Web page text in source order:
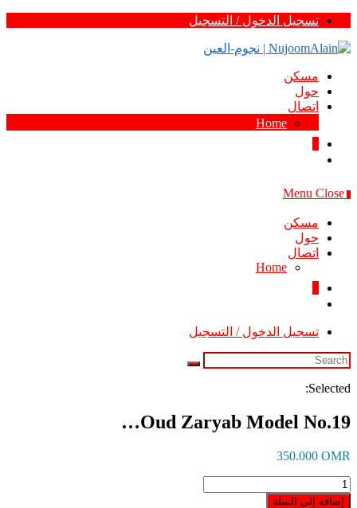
Skip
content
تسجيل الدخول / التسجيل
مسكن
حول
اتصال
Home
Menu Close
مسكن
حول
اتصال
Home
تسجيل الدخول / التسجيل
Selected:
Oud Zaryab Model No.19…
350.000 OMR
كمية
Oud
إضافة إلى السلة